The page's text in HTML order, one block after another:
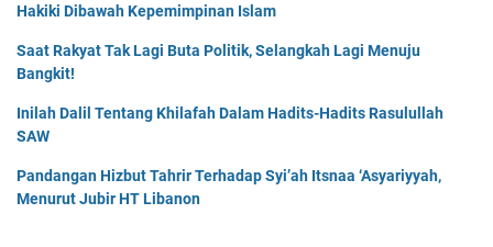
Hakiki Dibawah Kepemimpinan Islam
Saat Rakyat Tak Lagi Buta Politik, Selangkah Lagi Menuju
Bangkit!
Inilah Dalil Tentang Khilafah Dalam Hadits-Hadits Rasulullah
SAW
Pandangan Hizbut Tahrir Terhadap Syi’ah Itsnaa ‘Asyariyyah,
Menurut Jubir HT Libanon